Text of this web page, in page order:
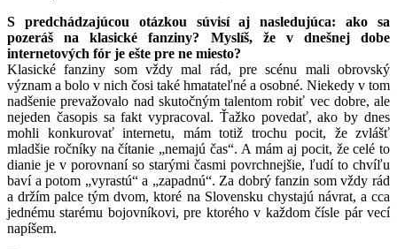
S predchádzajúcou otázkou súvisí aj nasledujúca: ako sa
pozeráš na klasické fanziny? Myslíš, že v dnešnej dobe
internetových fór je ešte pre ne miesto?
Klasické fanziny som vždy mal rád, pre scénu mali obrovský
význam a bolo v nich čosi také hmatateľné a osobné. Niekedy v tom
nadšenie prevažovalo nad skutočným talentom robiť vec dobre, ale
nejeden časopis sa fakt vypracoval. Ťažko povedať, ako by dnes
mohli konkurovať internetu, mám totiž trochu pocit, že zvlášť
mladšie ročníky na čítanie „nemajú čas“. A mám aj pocit, že celé to
dianie je v porovnaní so starými časmi povrchnejšie, ľudí to chvíľu
baví a potom „vyrastú“ a „zapadnú“. Za dobrý fanzin som vždy rád
a držím palce tým dvom, ktoré na Slovensku chystajú návrat, a cca
jednému starému bojovníkovi, pre ktorého v každom čísle pár vecí
napíšem.